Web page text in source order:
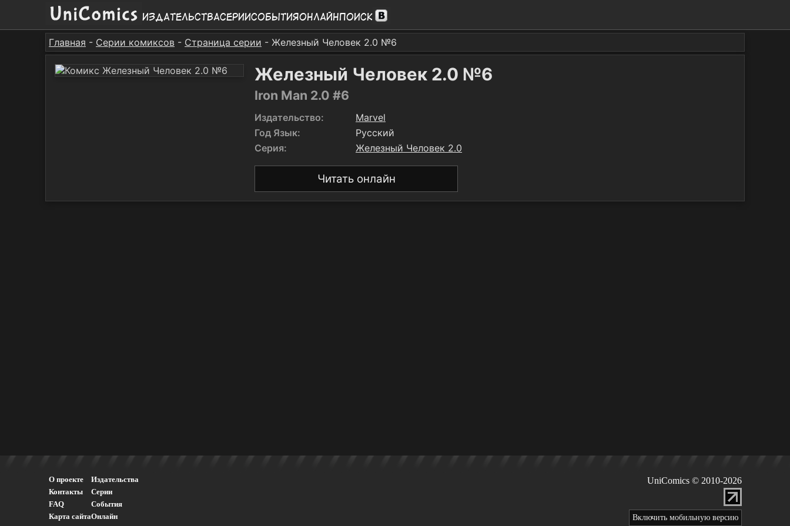
ИздательстваСерииСобытияОнлайнПоиск
Главная - Серии комиксов - Страница серии - Железный Человек 2.0 №6
Железный Человек 2.0 №6
Iron Man 2.0 #6
Издательство:
Marvel
Год Язык:
Русский
Серия:
Железный Человек 2.0
Читать онлайн
О проекте
Контакты
FAQ
Карта сайта
Издательства
Серии
События
Онлайн
UniComics © 2010-2026
Включить мобильную версию